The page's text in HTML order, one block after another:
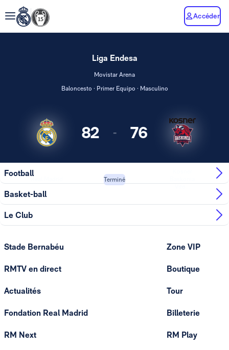
Accéder
Liga Endesa
Movistar Arena
Baloncesto · Primer Equipo · Masculino
82 - 76
Terminé
Football
Basket-ball
Le Club
Stade Bernabéu
RMTV en direct
Actualités
Fondation Real Madrid
RM Next
Zone VIP
Boutique
Tour
Billeterie
RM Play